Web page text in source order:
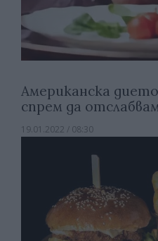
Американска
спрем да
19.01.2022 / 08:30